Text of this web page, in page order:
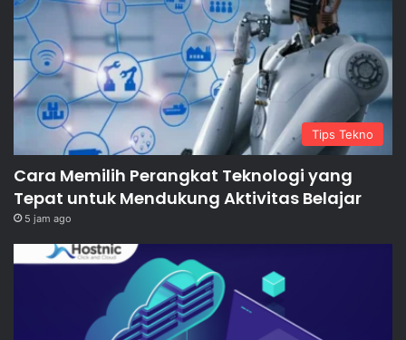
Tips Tekno
Cara Memilih Perangkat Teknologi yang
Tepat untuk Mendukung Aktivitas Belajar
5 jam ago